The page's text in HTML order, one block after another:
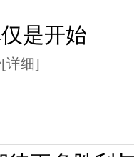
是开始
[详细]